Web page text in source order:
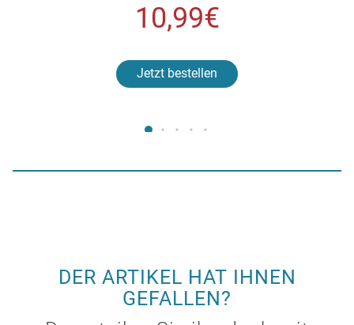
10,99€
Jetzt bestellen
DER ARTIKEL HAT IHNEN
GEFALLEN?